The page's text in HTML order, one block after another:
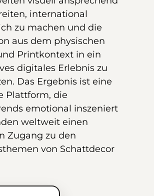
international
zu machen und die
aus dem physischen
Printkontext in ein
digitales Erlebnis zu
Das Ergebnis ist eine
Plattform, die
emotional inszeniert
weltweit einen
Zugang zu den
von Schattdecor